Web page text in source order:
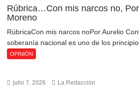
Rúbrica…Con mis narcos no,
Moreno
RúbricaCon mis narcos noPor Aurelio
soberanía nacional es uno de los
OPINIÓN
julio 7, 2026 La Redacción